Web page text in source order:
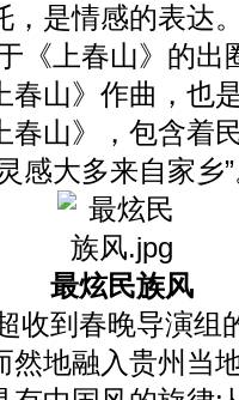
是情感的表达。
《上春山》的
春山》作曲，也
春山》，包含着
感大多来自家乡
最炫民族风
到春晚导演组
然地融入贵州当